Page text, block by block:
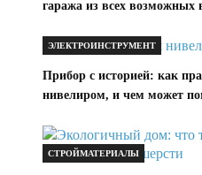
гаража из всех возможных
ЭЛЕКТРОИНСТРУМЕНТ
Прибор с историей: как
нивелиром, и чем может
СТРОЙМАТЕРИАЛЫ